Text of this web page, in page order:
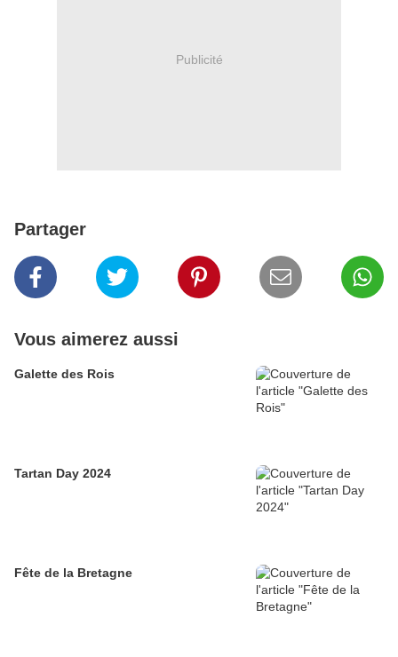
Publicité
Partager
Vous aimerez aussi
Galette des Rois
Tartan Day 2024
Fête de la Bretagne